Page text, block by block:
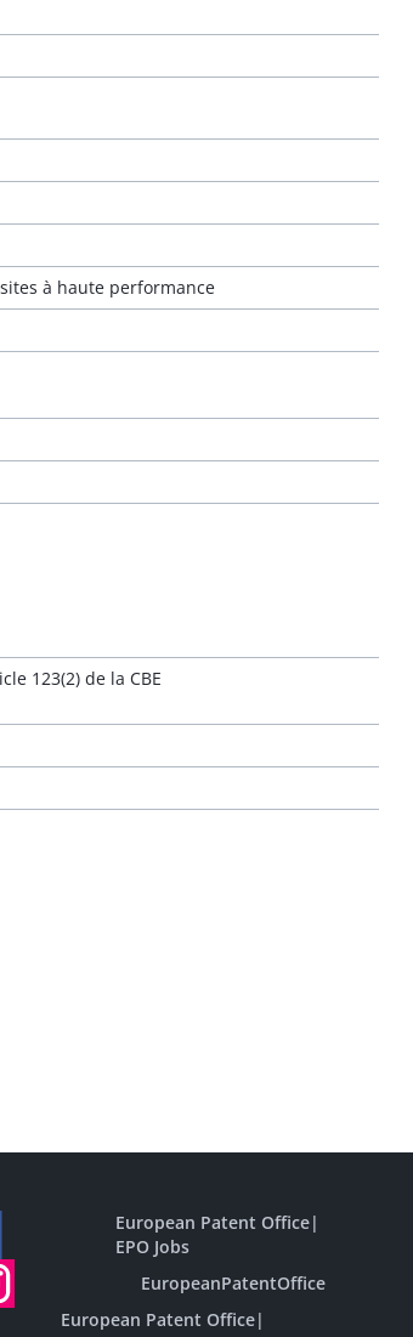
à haute performance
123(2) de la CBE
European Patent Office|
EPO Jobs
EuropeanPatentOffice
European Patent Office|